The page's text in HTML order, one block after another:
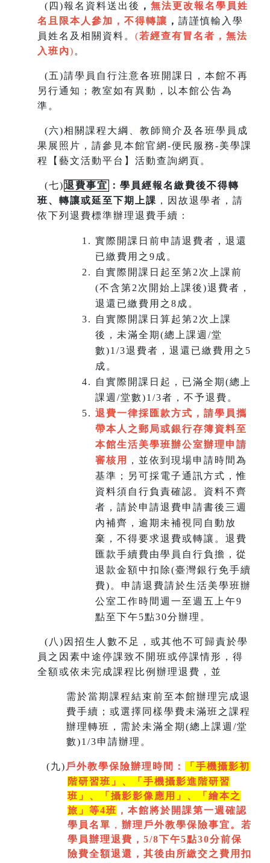
( 四)報名資料送出後 ， 無法更改報名學員姓
名且限本人參加，不得轉讓 ， 請謹慎輸入學
員姓名及相關資料。 (若經查有冒名者，無法
入班內) 。
(五)請學員自行注意各班開課日，本館不再
另行通知；教室如有異動，以本館公告為
準。
(六)相關課程大綱、教師簡介及各班學員成
果展照片，請參見本館官網-便民服務-美學課
程【藝文活動平台】活動查詢網頁。
(七)退費事宜
：學員經報名繳費後不得轉
班、 轉讓或延至下期上課 ，因故退學者，請
依下列退費標準辦理退費手續：
實際開課日前申請退費者，退還
已繳費用之9成。
自實際開課日起至第2次上課前
(不含第2次開始上課後)退費者，
退還已繳費用之8成。
自實際開課日算起第2次上課
後，未滿全期(總上課週/堂
數)1/3退費者，退還已繳費用之5
成。
自實際開課日起，已滿全期(總上
課週/堂數)1/3者，不予退費。
退費一律採匯款方式，請學員攜
帶本人之郵局或銀行存簿資料至
本館生活美學班辦公室辦理申請
審核用
，並依到現場申請時間為
基準；另可採電子通訊方式，惟
資料須自行負責確認。資料不齊
者，請於申請退費申請書後三週
內補齊，逾期未補視同自動放
棄，不得要求退費或轉讓。退費
匯款手續費由學員自行負擔，從
退款金額中扣除(臺灣銀行免手續
費)。申請退費請於生活美學班辦
公室工作時間週一至週五上午9
點至下午5點30分辦理。
( 八)因招生人數不足，或其他不可歸責於學
員之因素中途停課致不開班或停課情形，得
全額或依未完成課程比例辦理退費，並
需於當期課程結束前至本館辦理完成退
費手續；或選擇同樣學費未滿班之課程
辦理轉班，需於未滿全期(總上課週/堂
數)1/3申請辦理。
(九) 戶外教學保險辦理時間：
「手機攝影初
階研習班」、「手機攝影進階研習
班」、「 攝影影像應用」、「繪本之
旅」等4班 ，本館將於開課第一週 確認
學員名單 ， 辦理戶外教學保險事宜。若
學員辦理退費，5/8下午5點30分前保
險費全額退還，其後由所繳交之費用扣